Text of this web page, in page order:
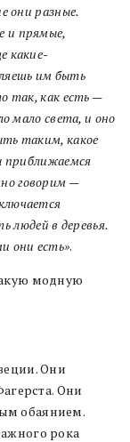
они разные.
и прямые,
какие-
им быть
так, как есть —
мало света, и оно
таким, какое
приближаемся
говорим —
людей в деревья.
они есть».
модную
Они
Они
обаянием.
рока